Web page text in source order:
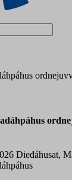
Dieđáhusat,